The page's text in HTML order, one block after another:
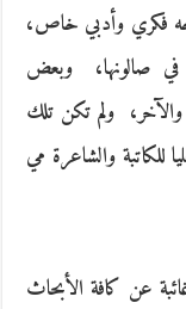
فكري وأدبي خاص،
في صالونها، ‮ ‬وبعض
‬ولم تكن تلك
والشاعرة مي
عن كافة الأبحاث